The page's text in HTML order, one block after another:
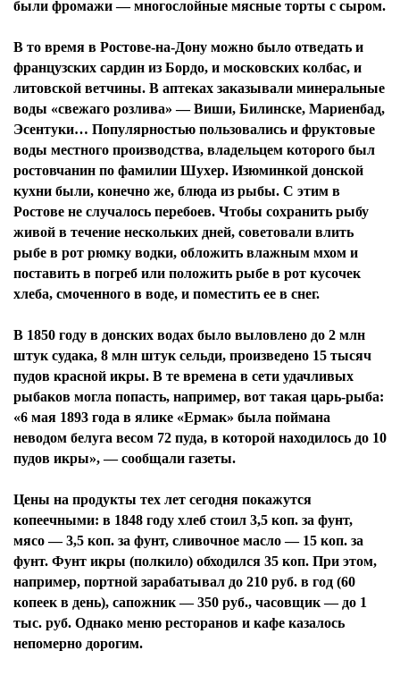
были фромажи — многослойные мясные торты с сыром.
В то время в Ростове-на-Дону можно было отведать и
французских сардин из Бордо, и московских колбас, и
литовской ветчины. В аптеках заказывали минеральные
воды «свежаго розлива» — Виши, Билинске, Мариенбад,
Эсентуки… Популярностью пользовались и фруктовые
воды местного производства, владельцем которого был
ростовчанин по фамилии Шухер. Изюминкой донской
кухни были, конечно же, блюда из рыбы. С этим в
Ростове не случалось перебоев. Чтобы сохранить рыбу
живой в течение нескольких дней, советовали влить
рыбе в рот рюмку водки, обложить влажным мхом и
поставить в погреб или положить рыбе в рот кусочек
хлеба, смоченного в воде, и поместить ее в снег.
В 1850 году в донских водах было выловлено до 2 млн
штук судака, 8 млн штук сельди, произведено 15 тысяч
пудов красной икры. В те времена в сети удачливых
рыбаков могла попасть, например, вот такая царь-рыба:
«6 мая 1893 года в ялике «Ермак» была поймана
неводом белуга весом 72 пуда, в которой находилось до 10
пудов икры», — сообщали газеты.
Цены на продукты тех лет сегодня покажутся
копеечными: в 1848 году хлеб стоил 3,5 коп. за фунт,
мясо — 3,5 коп. за фунт, сливочное масло — 15 коп. за
фунт. Фунт икры (полкило) обходился 35 коп. При этом,
например, портной зарабатывал до 210 руб. в год (60
копеек в день), сапожник — 350 руб., часовщик — до 1
тыс. руб. Однако меню ресторанов и кафе казалось
непомерно дорогим.